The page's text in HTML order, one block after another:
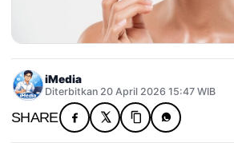
iMedia
Diterbitkan 20 April 2026 15:47 WIB
SHARE